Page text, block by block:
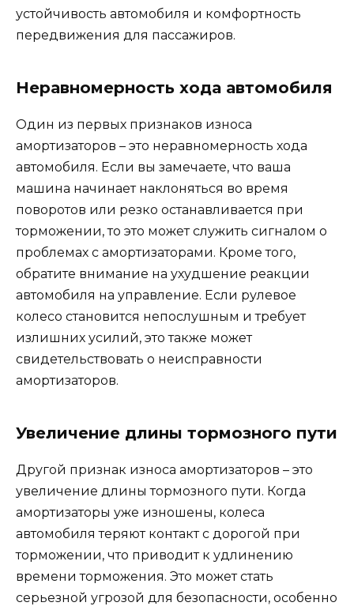
устойчивость автомобиля и комфортность
передвижения для пассажиров.
Неравномерность хода автомобиля
Один из первых признаков износа
амортизаторов – это неравномерность хода
автомобиля. Если вы замечаете, что ваша
машина начинает наклоняться во время
поворотов или резко останавливается при
торможении, то это может служить сигналом о
проблемах с амортизаторами. Кроме того,
обратите внимание на ухудшение реакции
автомобиля на управление. Если рулевое
колесо становится непослушным и требует
излишних усилий, это также может
свидетельствовать о неисправности
амортизаторов.
Увеличение длины тормозного пути
Другой признак износа амортизаторов – это
увеличение длины тормозного пути. Когда
амортизаторы уже изношены, колеса
автомобиля теряют контакт с дорогой при
торможении, что приводит к удлинению
времени торможения. Это может стать
серьезной угрозой для безопасности, особенно